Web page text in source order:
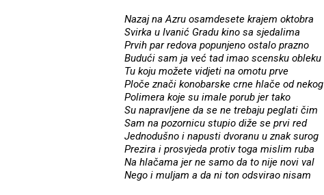
Nazaj na Azru osamdesete krajem oktobra
Svirka u Ivanić Gradu kino sa sjedalima
Prvih par redova popunjeno ostalo prazno
Budući sam ja već tad imao scensku obleku
Tu koju možete vidjeti na omotu prve
Ploče znači konobarske crne hlače od nekog
Polimera koje su imale porub jer tako
Su napravljene da se ne trebaju peglati čim
Sam na pozornicu stupio diže se prvi red
Jednodušno i napusti dvoranu u znak surog
Prezira i prosvjeda protiv toga mislim ruba
Na hlačama jer ne samo da to nije novi val
Nego i muljam a da ni ton odsvirao nisam